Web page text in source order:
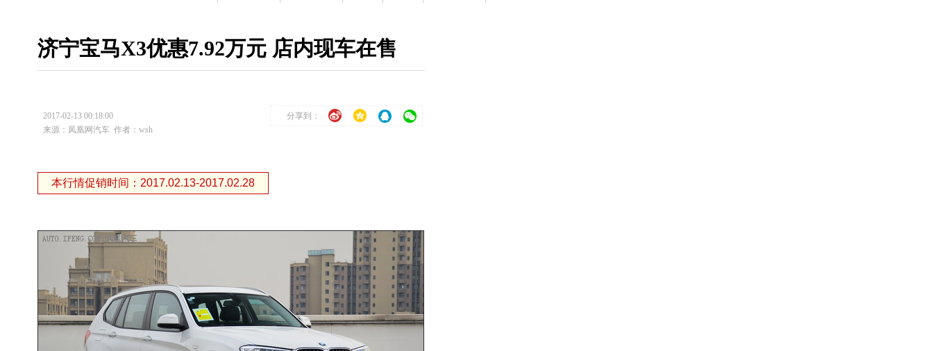
济宁宝马X3优惠7.92万元 店内现车在售
2017-02-13 00:18:00
分享到：
来源：凤凰网汽车 作者：wsh
本行情促销时间：2017.02.13-2017.02.28